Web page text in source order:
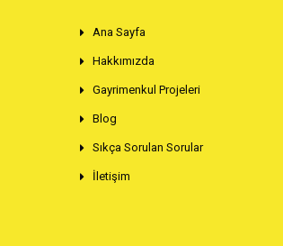
Ana Sayfa
Hakkımızda
Gayrimenkul Projeleri
Blog
Sıkça Sorulan Sorular
İletişim